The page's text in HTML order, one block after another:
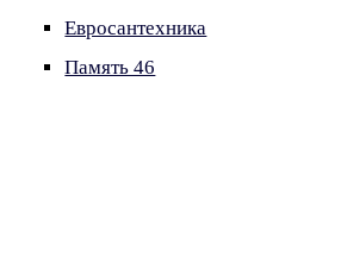
Евросантехника
Память 46